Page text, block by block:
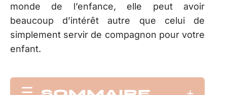
monde de l’enfance, elle peut avoir
beaucoup d’intérêt autre que celui de
simplement servir de compagnon pour votre
enfant.